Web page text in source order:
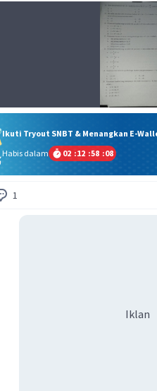
Ikuti Tryout SNBT & Menangkan E-
Habis dalam
02 :12 :58 :07
1
Iklan